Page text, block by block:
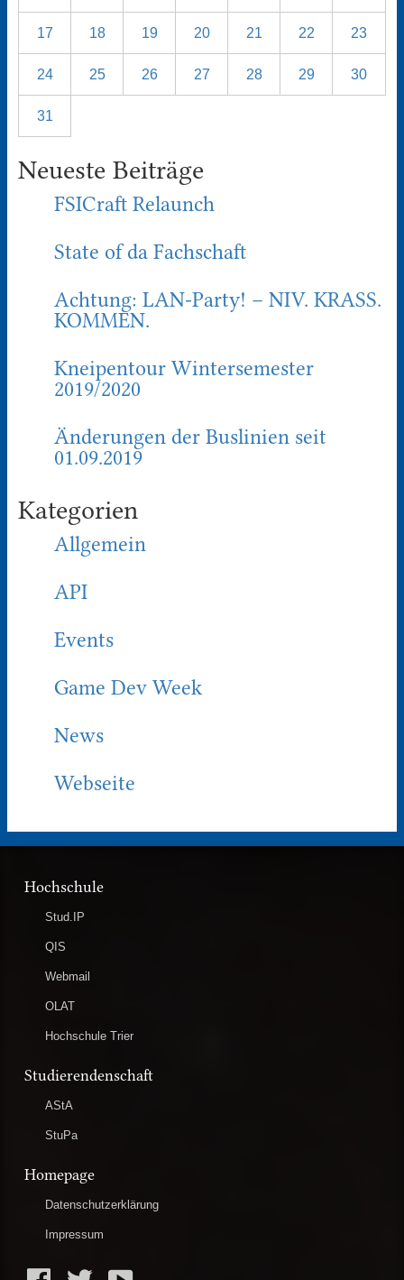
17 18 19 20 21 22 23
24 25 26 27 28 29 30
31
Neueste Beiträge
FSICraft Relaunch
State of da Fachschaft
Achtung: LAN-Party! – NIV. KRASS.
KOMMEN.
Kneipentour Wintersemester
2019/2020
Änderungen der Buslinien seit
01.09.2019
Kategorien
Allgemein
API
Events
Game Dev Week
News
Webseite
Hochschule
Stud.IP
QIS
Webmail
OLAT
Hochschule Trier
Studierendenschaft
AStA
StuPa
Homepage
Datenschutzerklärung
Impressum